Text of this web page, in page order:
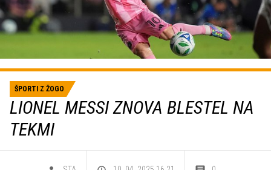
ŠPORTI Z ŽOGO
LIONEL MESSI ZNOVA BLESTEL NA
TEKMI